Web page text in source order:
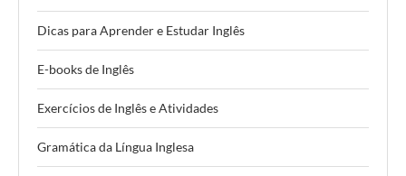
Dicas para Aprender e Estudar Inglês
E-books de Inglês
Exercícios de Inglês e Atividades
Gramática da Língua Inglesa